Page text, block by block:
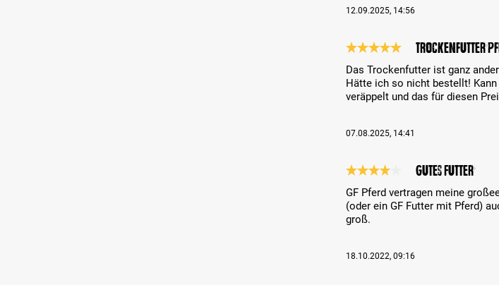
12.09.2025, 14:56
Trockenfutter
Das Trockenfutter ist ganz
Hätte ich so nicht bestellt!
veräppelt und das für diesen
07.08.2025, 14:41
Gutes Futter
GF Pferd vertragen meine
(oder ein GF Futter mit Pferd)
groß.
18.10.2022, 09:16